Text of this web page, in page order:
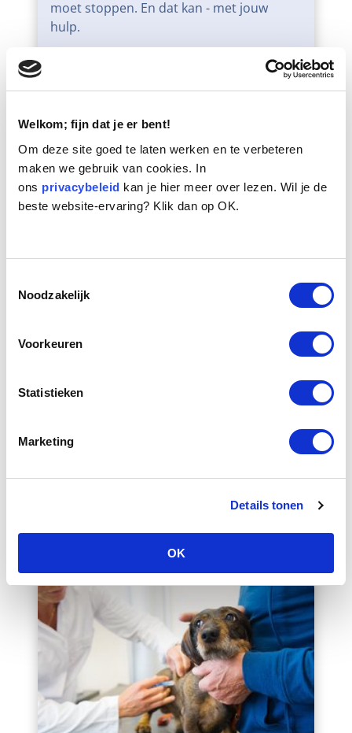
Welkom; fijn dat je er bent!
Om deze site goed te laten werken en te verbeteren
maken we gebruik van cookies. In
ons privacybeleid kan je hier meer over lezen. Wil je de
beste website-ervaring? Klik dan op OK.
Noodzakelijk
Voorkeuren
Statistieken
Marketing
Details tonen
OK
moet stoppen. En dat kan - met jouw
hulp.
voor honden. Wij roepen gemeenten op
looppaden in recreatie- en
hondenlosloopgebieden te maaien. En het